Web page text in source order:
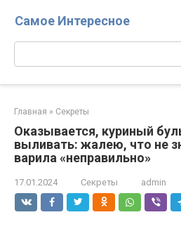
Самое Интересное
Поиск:
Главная » Секреты
Оказывается, куриный
выливать: жалею, что не
варила «неправильно»
17.01.2024 Секреты admin